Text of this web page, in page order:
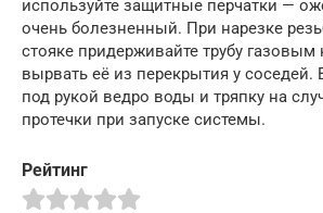
используйте защитные перчатки —
очень болезненный. При нарезке
стояке придерживайте трубу
вырвать её из перекрытия у соседей.
под рукой ведро воды и тряпку на
протечки при запуске системы.
Рейтинг